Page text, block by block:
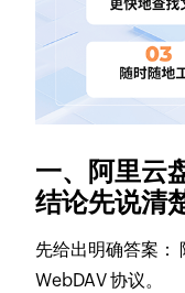
一、阿里云
结论先说清
先给出明确答案：
WebDAV 协议。